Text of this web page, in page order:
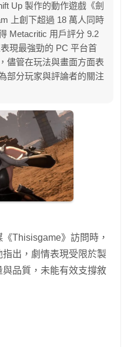
Up 製作的動作遊戲《劍
上創下超過 18 萬人同時
Metacritic 用戶評分 9.2
現最強勁的 PC 平台首
儘管在玩法與畫面方面表
部分玩家與評論者的關注
Thisisgame》訪問時，
出，劇情表現受限於製
品質，未能有效支撐敘